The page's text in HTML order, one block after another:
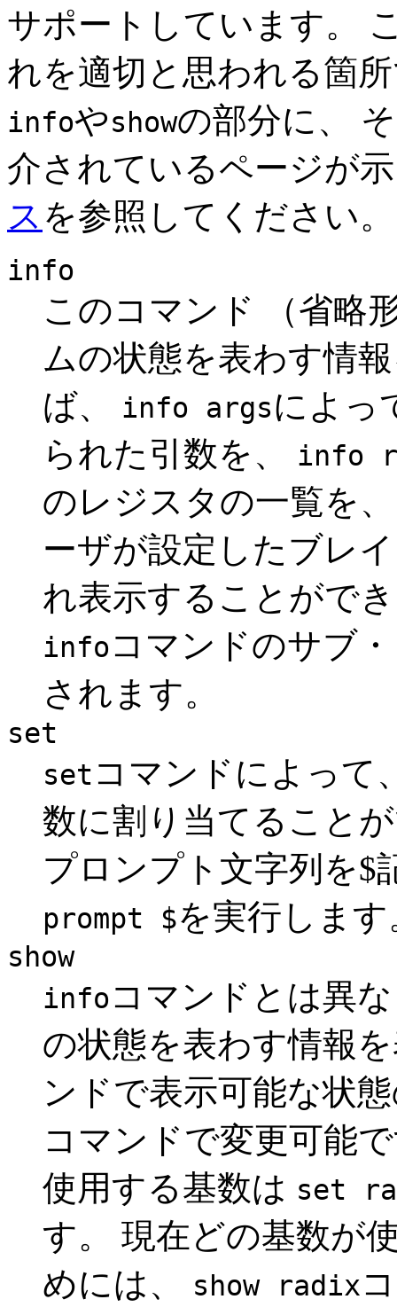
サポートしています。
れを適切と思われる箇
infoやshowの部分に、
介されているページが
ス を参照してください。
info
このコマンド （省略
ムの状態を表わす情
ば、
info argsによっ
られた引数を、
info
のレジスタの一覧を
ーザが設定したブレ
れ表示することがで
infoコマンドのサブ
されます。
set
setコマンドによって
数に割り当てること
プロンプト文字列を
prompt $を実行します
show
infoコマンドとは異
の状態を表わす情報
ンドで表示可能な状
コマンドで変更可能
使用する基数は set
す。 現在どの基数が
めには、
show radix